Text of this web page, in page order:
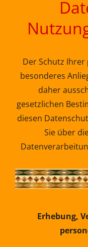
Der Schutz
besonderes
daher
gesetzlichen
diesen
Sie über
Erhebung,